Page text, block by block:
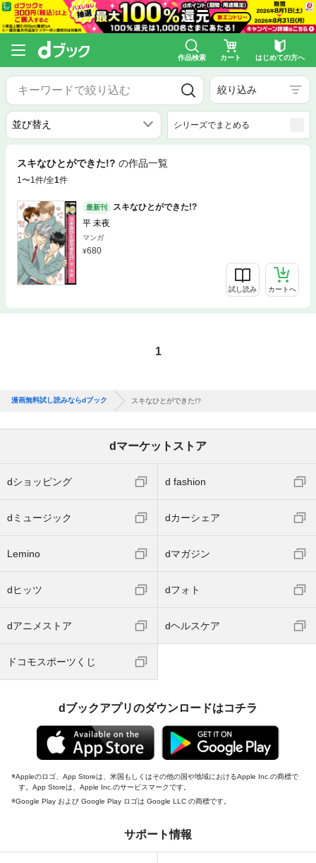
作品検索 カート はじめての方へ
絞り込み
シリーズでまとめる
スキなひとができた!? の作品一覧
1〜1件/全1件
最新刊
スキなひとができた!?
平 未夜
マンガ
680
試し読み カートへ
1
漫画無料試し読みならdブック スキなひとができた!?
dマーケットストア
dショッピング d fashion
dミュージック dカーシェア
Lemino dマガジン
dヒッツ dフォト
dアニメストア dヘルスケア
ドコモスポーツくじ
dブックアプリのダウンロードはコチラ
Appleのロゴ、App Storeは、米国もしくはその他の国や地域におけるApple Inc.の商標で
す。App Storeは、Apple Inc.のサービスマークです。
Google Play および Google Play ロゴは Google LLC の商標です。
サポート情報